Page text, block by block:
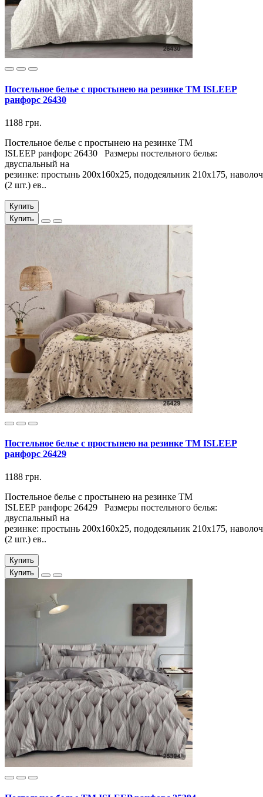
Постельное белье с простынею на резинке ТМ ISLEEP
ранфорс 26430
1188 грн.
Постельное белье с простынею на резинке ТМ
ISLEEP ранфорс 26430 Размеры постельного белья:
двуспальный на
резинке: простынь 200х160х25, пододеяльник 210х175,
(2 шт.) ев..
Купить
Купить
Постельное белье с простынею на резинке ТМ ISLEEP
ранфорс 26429
1188 грн.
Постельное белье с простынею на резинке ТМ
ISLEEP ранфорс 26429 Размеры постельного белья:
двуспальный на
резинке: простынь 200х160х25, пододеяльник 210х175,
(2 шт.) ев..
Купить
Купить